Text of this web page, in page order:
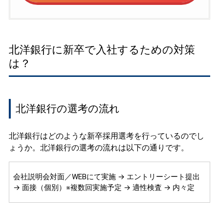
北洋銀行に新卒で入社するための対策
は？
北洋銀行の選考の流れ
北洋銀行はどのような新卒採用選考を行っているのでし
ょうか。北洋銀行の選考の流れは以下の通りです。
会社説明会対面／WEBにて実施 → エントリーシート提出
→ 面接（個別）※複数回実施予定 → 適性検査 → 内々定